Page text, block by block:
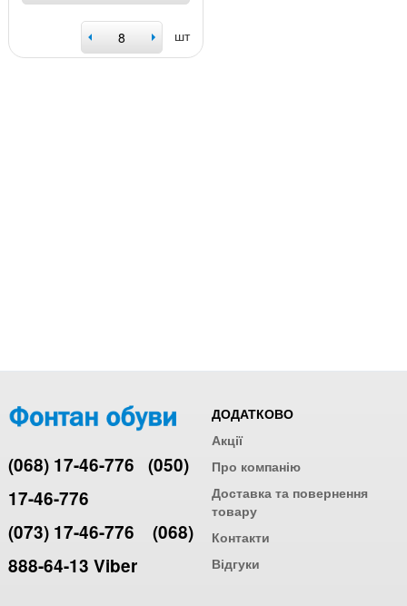
шт
(068) 17-46-776 (050)
17-46-776
(073) 17-46-776
(068)
888-64-13 Viber
ДОДАТКОВО
Акції
Про компанію
Доставка та повернення
товару
Контакти
Відгуки